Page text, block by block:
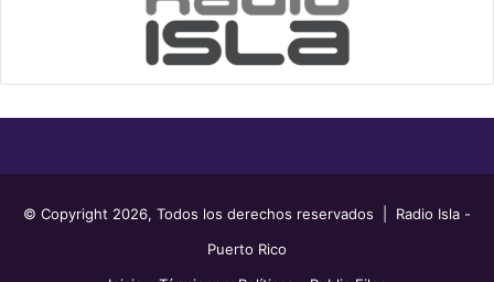
© Copyright 2026, Todos los derechos reservados | Radio Isla -
Puerto Rico